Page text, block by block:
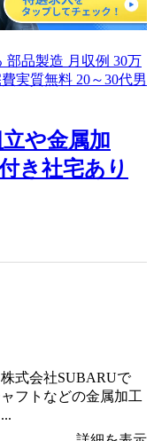
や金属加
き社宅あり
式会社SUBARUで
フトなどの金属加工